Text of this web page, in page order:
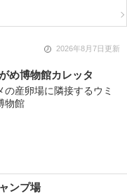
2026年8月7日更新
め博物館カレッタ
の産卵場に隣接するウミ
物館
ンプ場